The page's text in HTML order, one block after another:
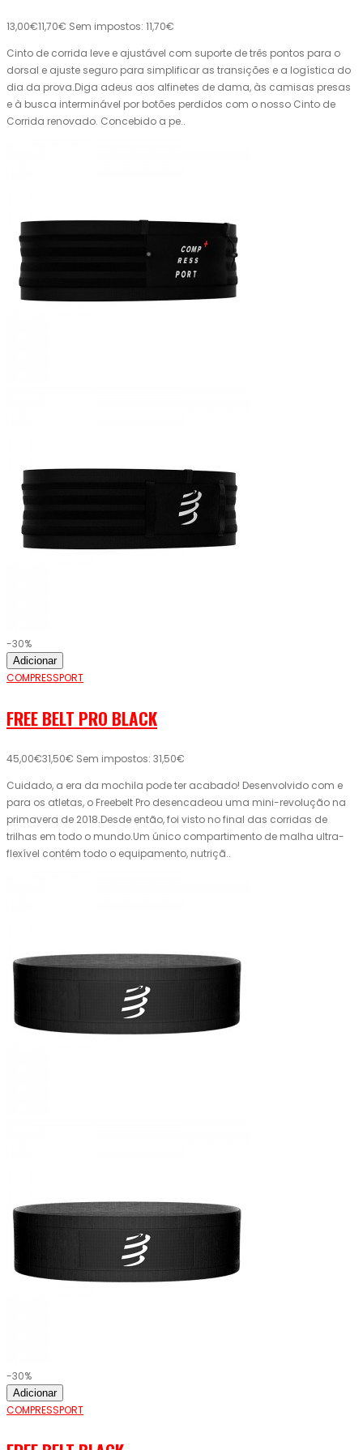
13,00€11,70€ Sem impostos: 11,70€
Cinto de corrida leve e ajustável com suporte de três pontos para o
dorsal e ajuste seguro para simplificar as transições e a logística do
dia da prova.Diga adeus aos alfinetes de dama, às camisas presas
e à busca interminável por botões perdidos com o nosso Cinto de
Corrida renovado. Concebido a pe..
-30%
Adicionar
COMPRESSPORT
FREE BELT PRO BLACK
45,00€31,50€ Sem impostos: 31,50€
Cuidado, a era da mochila pode ter acabado! Desenvolvido com e
para os atletas, o Freebelt Pro desencadeou uma mini-revolução na
primavera de 2018.Desde então, foi visto no final das corridas de
trilhas em todo o mundo.Um único compartimento de malha ultra-
flexível contém todo o equipamento, nutriçã..
-30%
Adicionar
COMPRESSPORT